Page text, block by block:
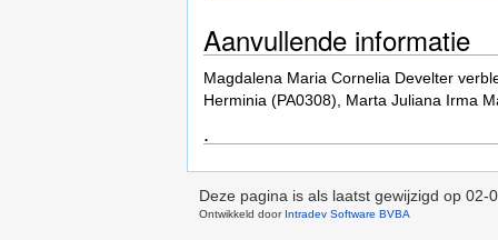
Aanvullende informatie
Magdalena Maria Cornelia Develter
Herminia (PA0308), Marta Juliana Irma
.
Deze pagina is als laatst gewijzigd op 02-
Ontwikkeld door Intradev Software BVBA